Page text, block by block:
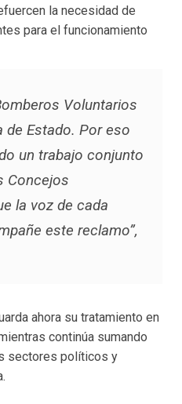
la necesidad de
para el funcionamiento
Voluntarios
de Estado. Por eso
un trabajo conjunto
Concejos
la voz de cada
este reclamo”,
ahora su tratamiento en
continúa sumando
sectores políticos y